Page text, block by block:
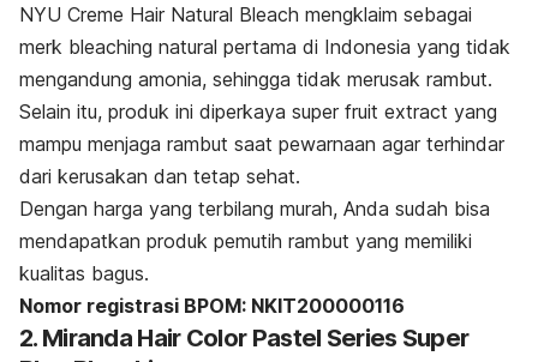
NYU Creme Hair Natural Bleach mengklaim sebagai
merk bleaching natural pertama di Indonesia yang tidak
mengandung amonia, sehingga tidak merusak rambut.
Selain itu, produk ini diperkaya super fruit extract yang
mampu menjaga rambut saat pewarnaan agar terhindar
dari kerusakan dan tetap sehat.
Dengan harga yang terbilang murah, Anda sudah bisa
mendapatkan produk pemutih rambut yang memiliki
kualitas bagus.
Nomor registrasi BPOM: NKIT200000116
2. Miranda Hair Color Pastel Series Super